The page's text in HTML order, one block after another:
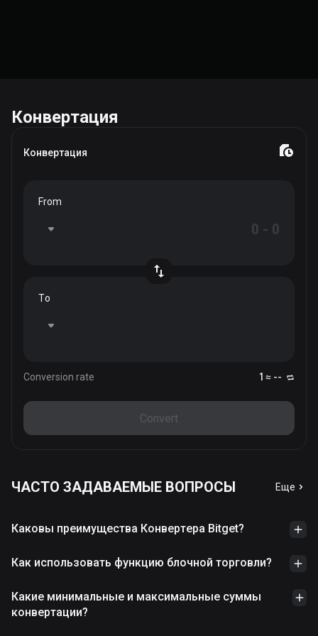
Конвертация
Конвертация
From
To
Conversion rate 1 ≈ --
Convert
ЧАСТО ЗАДАВАЕМЫЕ ВОПРОСЫ Еще
Каковы преимущества Конвертера Bitget?
Как использовать функцию блочной торговли?
Какие минимальные и максимальные суммы
конвертации?